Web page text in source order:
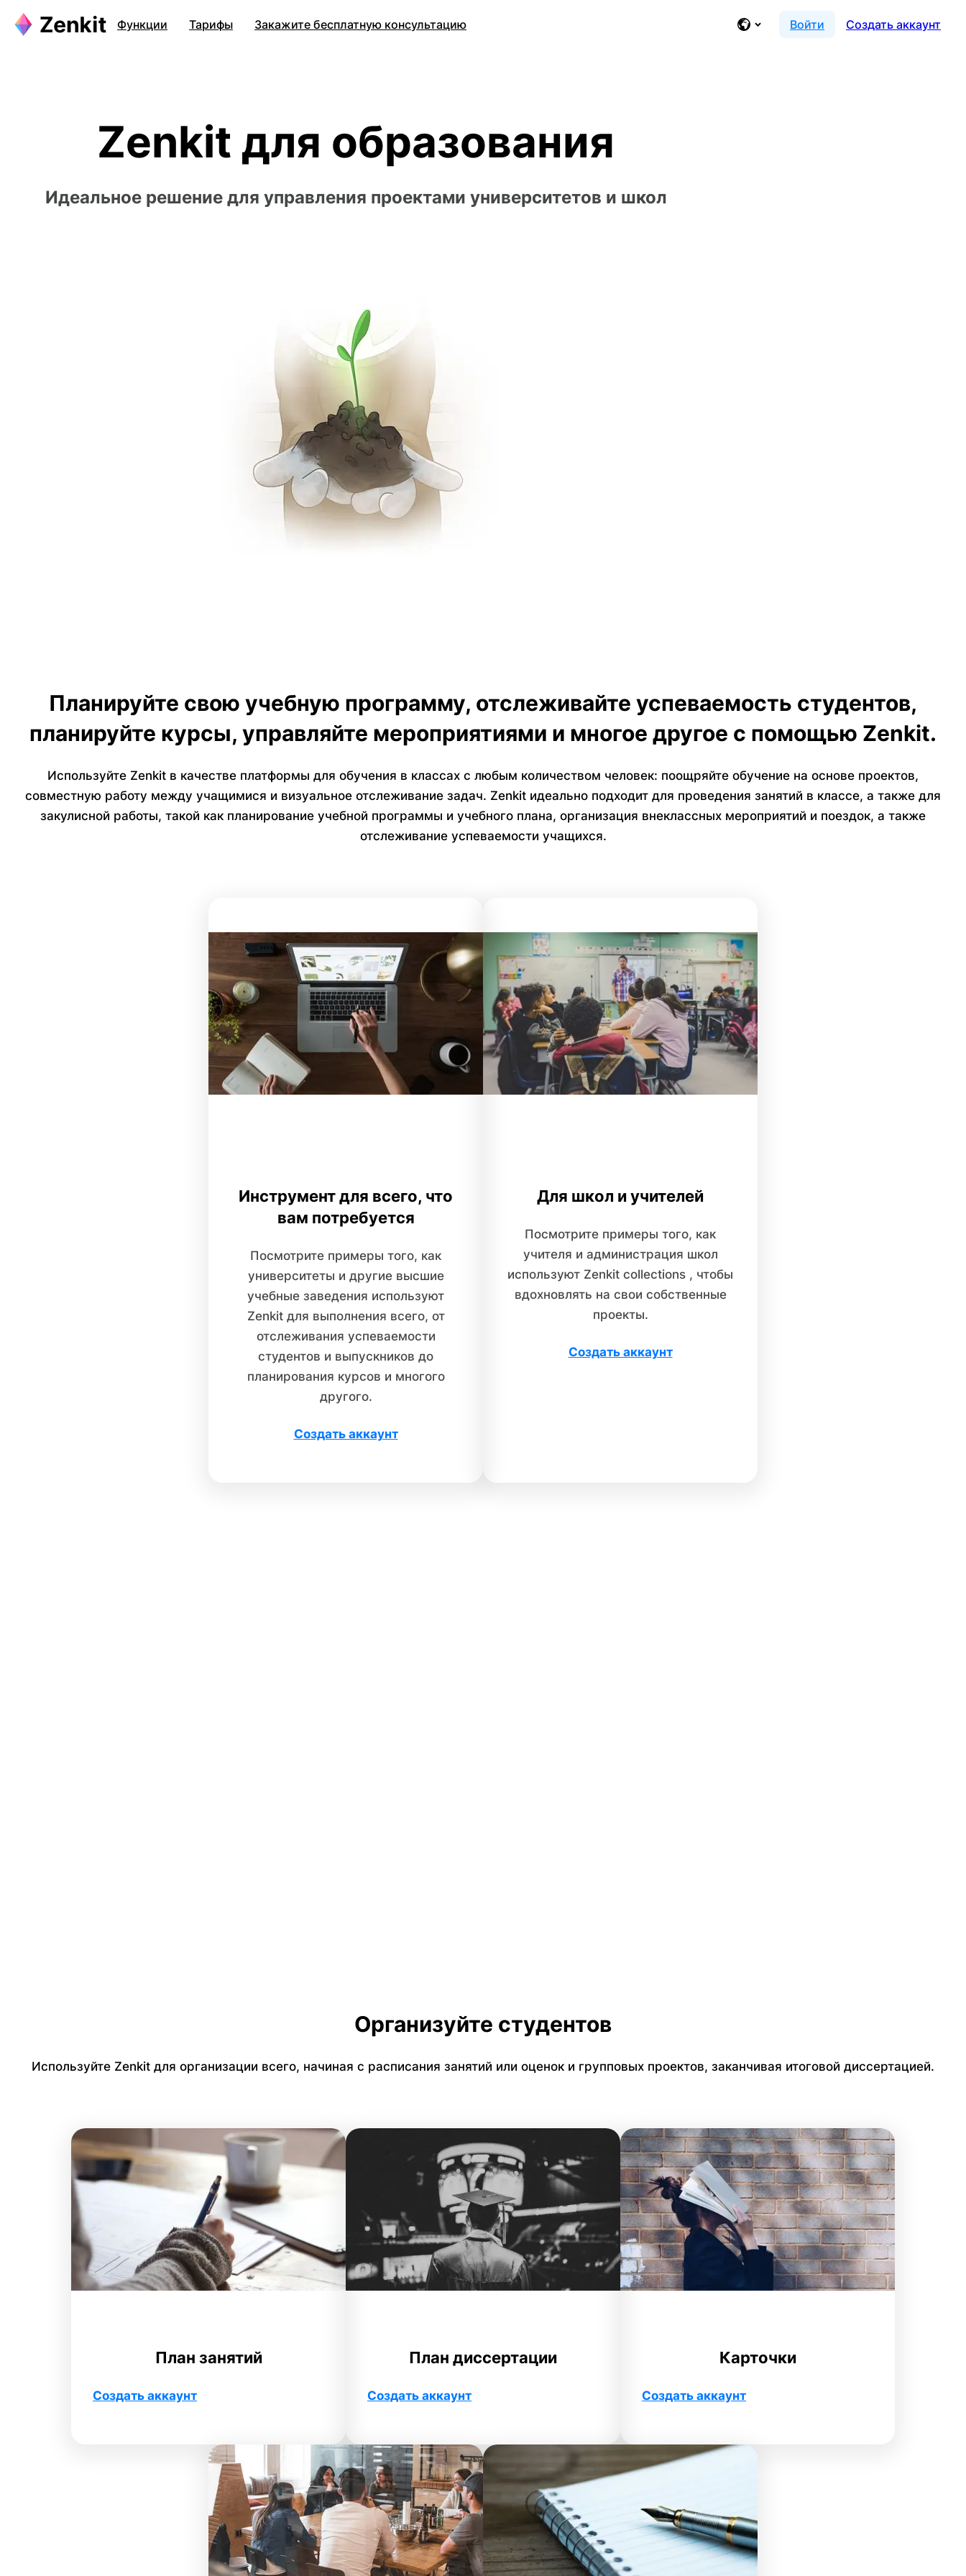
Функции Тарифы Закажите бесплатную консультацию Войти Создать аккаунт
Zenkit для образования
Идеальное решение для управления проектами университетов и школ
Планируйте свою учебную программу, отслеживайте успеваемость студентов,
планируйте курсы, управляйте мероприятиями и многое другое с помощью Zenkit.
Используйте Zenkit в качестве платформы для обучения в классах с любым количеством человек: поощряйте обучение на основе проектов,
совместную работу между учащимися и визуальное отслеживание задач. Zenkit идеально подходит для проведения занятий в классе, а также для
закулисной работы, такой как планирование учебной программы и учебного плана, организация внеклассных мероприятий и поездок, а также
отслеживание успеваемости учащихся.
Инструмент для всего, что
вам потребуется
Посмотрите примеры того, как
университеты и другие высшие
учебные заведения используют
Zenkit для выполнения всего, от
отслеживания успеваемости
студентов и выпускников до
планирования курсов и многого
другого.
Создать аккаунт
Для школ и учителей
Посмотрите примеры того, как
учителя и администрация школ
используют Zenkit collections , чтобы
вдохновлять на свои собственные
проекты.
Создать аккаунт
Организуйте студентов
Используйте Zenkit для организации всего, начиная с расписания занятий или оценок и групповых проектов, заканчивая итоговой диссертацией.
План занятий
Создать аккаунт
План диссертации
Создать аккаунт
Карточки
Создать аккаунт